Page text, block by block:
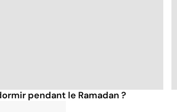
pendant le Ramadan ?